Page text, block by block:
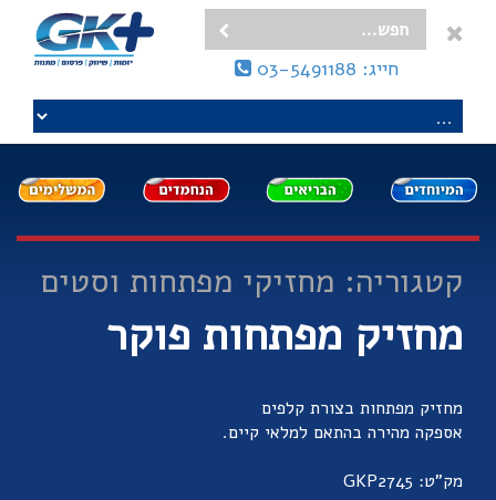
חייג: 03-5491188
קטגוריה: מחזיקי מפתחות וסטים
מחזיק מפתחות פוקר
מחזיק מפתחות בצורת קלפים
אספקה מהירה בהתאם למלאי קיים.
מק"ט: GKP2745